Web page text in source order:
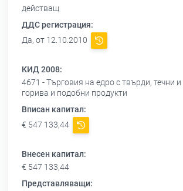
действащ
ДДС регистрация:
Да, от 12.10.2010
КИД 2008:
4671 - Търговия на едро с твърди, течни
горива и подобни продукти
Вписан капитал:
€ 547 133,44
Внесен капитал:
€ 547 133,44
Представляващи: